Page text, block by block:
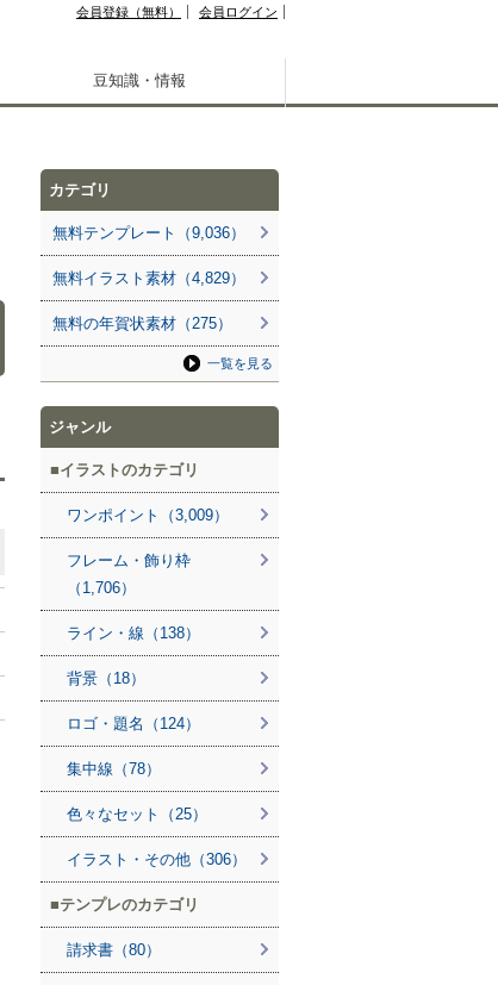
会員登録（無料） 会員ログイン
豆知識・情報
カテゴリ
無料テンプレート（9,036）
無料イラスト素材（4,829）
無料の年賀状素材（275）
一覧を見る
ジャンル
イラストのカテゴリ
ワンポイント（3,009）
フレーム・飾り枠
（1,706）
ライン・線（138）
背景（18）
ロゴ・題名（124）
集中線（78）
色々なセット（25）
イラスト・その他（306）
テンプレのカテゴリ
請求書（80）